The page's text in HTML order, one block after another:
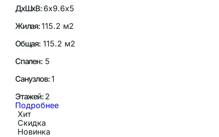
ДхШхВ: 6х9.6х5
Жилая:115.2 м2
Общая: 115.2 м2
Спален:5
Санузлов:1
Этажей: 2
Подробнее
Хит
Скидка
Новинка